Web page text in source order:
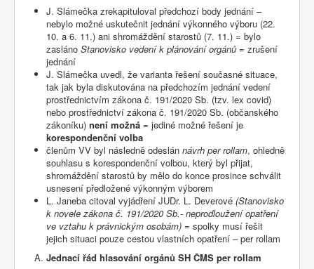
J. Slámečka zrekapituloval předchozí body jednání –
nebylo možné uskutečnit jednání výkonného výboru (22.
10. a 6. 11.) ani shromáždění starostů (7. 11.) = bylo
zasláno Stanovisko vedení k plánování orgánů = zrušení
jednání
J. Slámečka uvedl, že varianta řešení současné situace,
tak jak byla diskutována na předchozím jednání vedení
prostřednictvím zákona č. 191/2020 Sb. (tzv. lex covid)
nebo prostřednictví zákona č. 191/2020 Sb. (občanského
zákoníku) není možná = jediné možné řešení je
korespondenční volba
členům VV byl následně odeslán návrh per rollam, ohledně
souhlasu s korespondenční volbou, který byl přijat,
shromáždění starostů by mělo do konce prosince schválit
usnesení předložené výkonným výborem
L. Janeba citoval vyjádření JUDr. L. Deverové (Stanovisko
k novele zákona č. 191/2020 Sb.- neprodloužení opatření
ve vztahu k právnickým osobám) = spolky musí řešit
jejich situaci pouze cestou vlastních opatření – per rollam
Jednací řád hlasování orgánů SH ČMS per rollam